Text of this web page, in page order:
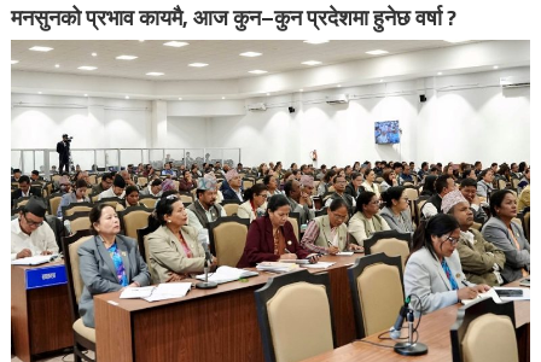
मनसुनको प्रभाव कायमै, आज कुन–कुन प्रदेशमा हुनेछ वर्षा ?